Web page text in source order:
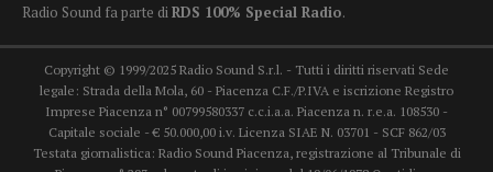
Radio Sound fa parte di RDS 100% Special Radio.
Copyright © 1999/2025 Radio Sound S.r.l. - Tutti i diritti riservati Sede
legale: Strada della Mola, 60 - Piacenza C.F./P.IVA e iscrizione Registro
Imprese Piacenza n° 00799580337 c.c.i.a.a. Piacenza n. r.e.a. 108530 -
Capitale sociale - € 50.000,00 i.v. Licenza SIAE N. 03701 - SCF 862/03
Testata giornalistica: Radio Sound Piacenza, registrazione al Tribunale di